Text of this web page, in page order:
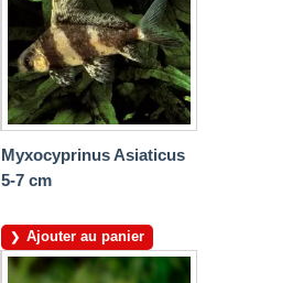
Myxocyprinus Asiaticus
5-7 cm
Ajouter au panier